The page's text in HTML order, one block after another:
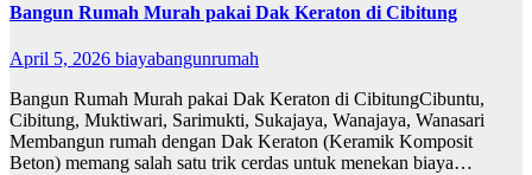
Bangun Rumah Murah pakai Dak Keraton di Cibitung
April 5, 2026 biayabangunrumah
Bangun Rumah Murah pakai Dak Keraton di CibitungCibuntu,
Cibitung, Muktiwari, Sarimukti, Sukajaya, Wanajaya, Wanasari
Membangun rumah dengan Dak Keraton (Keramik Komposit
Beton) memang salah satu trik cerdas untuk menekan biaya…